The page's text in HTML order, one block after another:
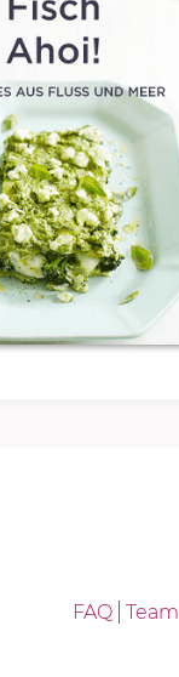
FAQ Team